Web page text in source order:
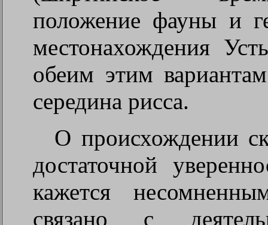
положение фауны и
местонахождения
обеим этим
середина рисса.
О происхождении
достаточной
кажется
связано с